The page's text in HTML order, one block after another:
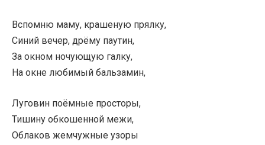
Вспомню маму, крашеную прялку,
Синий вечер, дрёму паутин,
За окном ночующую галку,
На окне любимый бальзамин,
Луговин поёмные просторы,
Тишину обкошенной межи,
Облаков жемчужные узоры